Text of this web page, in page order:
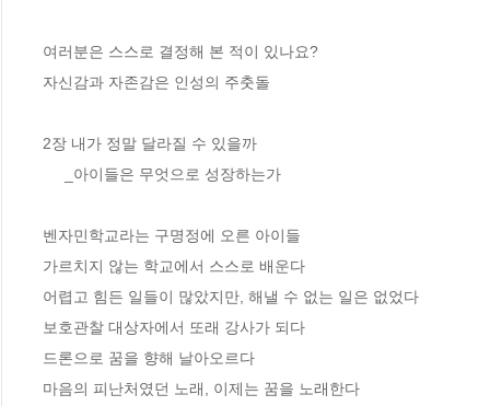
여러분은 스스로 결정해 본 적이 있나요?
자신감과 자존감은 인성의 주춧돌
2장 내가 정말 달라질 수 있을까
벤자민학교라는 구명정에 오른 아이들
가르치지 않는 학교에서 스스로 배운다
어렵고 힘든 일들이 많았지만, 해낼 수 없는 일은 없었다
보호관찰 대상자에서 또래 강사가 되다
드론으로 꿈을 향해 날아오르다
마음의 피난처였던 노래, 이제는 꿈을 노래한다